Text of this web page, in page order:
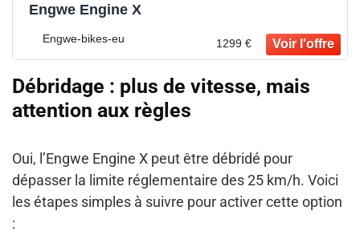
Engwe Engine X
Engwe-bikes-eu 1299 €
Débridage : plus de vitesse, mais
attention aux règles
Oui, l’Engwe Engine X peut être débridé pour
dépasser la limite réglementaire des 25 km/h. Voici
les étapes simples à suivre pour activer cette option
: